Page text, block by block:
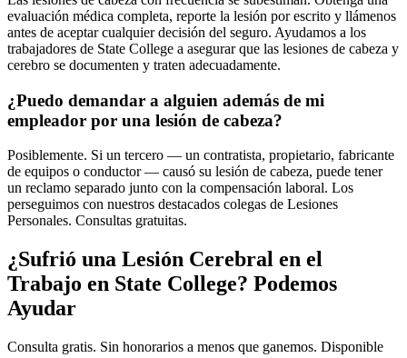
evaluación médica completa, reporte la lesión por escrito y llámenos
antes de aceptar cualquier decisión del seguro. Ayudamos a los
trabajadores de State College a asegurar que las lesiones de cabeza y
cerebro se documenten y traten adecuadamente.
¿Puedo demandar a alguien además de mi
empleador por una lesión de cabeza?
Posiblemente. Si un tercero — un contratista, propietario, fabricante
de equipos o conductor — causó su lesión de cabeza, puede tener
un reclamo separado junto con la compensación laboral. Los
perseguimos con nuestros destacados colegas de Lesiones
Personales. Consultas gratuitas.
¿Sufrió una Lesión Cerebral en el
Trabajo en State College? Podemos
Ayudar
Consulta gratis. Sin honorarios a menos que ganemos. Disponible